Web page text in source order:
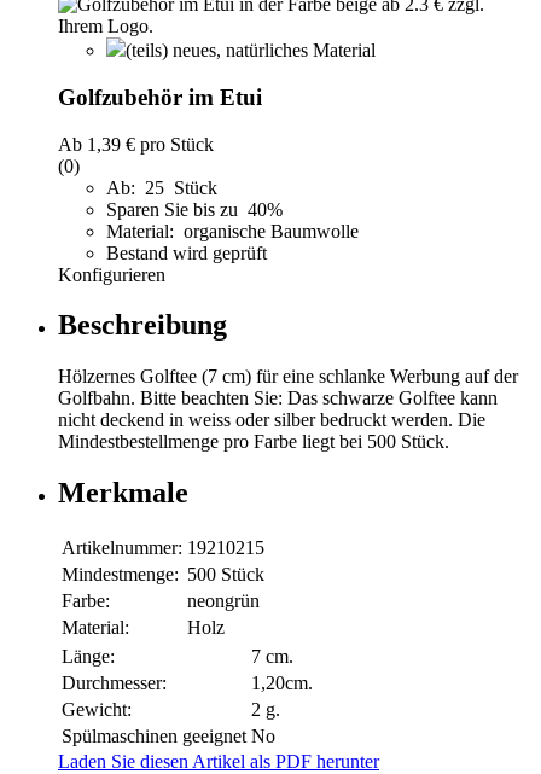
(teils) neues, natürliches Material
Golfzubehör im Etui
Ab 1,39 € pro Stück
(0)
Ab: 25 Stück
Sparen Sie bis zu 40%
Material: organische Baumwolle
Bestand wird geprüft
Konfigurieren
Beschreibung
Hölzernes Golftee (7 cm) für eine schlanke Werbung auf der
Golfbahn. Bitte beachten Sie: Das schwarze Golftee kann
nicht deckend in weiss oder silber bedruckt werden. Die
Mindestbestellmenge pro Farbe liegt bei 500 Stück.
Merkmale
Artikelnummer: 19210215
Mindestmenge: 500 Stück
Farbe:
neongrün
Material:
Holz
Länge:
7 cm.
Durchmesser:
1,20cm.
Gewicht:
2 g.
Spülmaschinen geeignet No
Laden Sie diesen Artikel als PDF herunter